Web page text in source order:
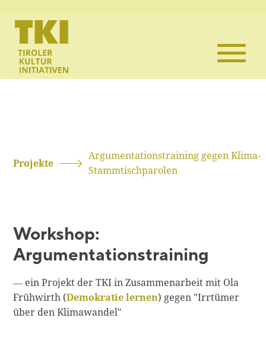
Projekte
Argumentationstraining gegen Klima-
Stammtischparolen
Workshop:
Argumentationstraining
― ein Projekt der TKI in Zusammenarbeit mit Ola
Frühwirth (Demokratie lernen) gegen "Irrtümer
über den Klimawandel"
Die TKI
Mitglieder
Kontakt
Blackboard
Bibliothek